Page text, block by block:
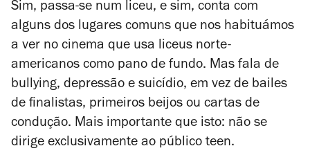
Sim, passa-se num liceu, e sim, conta com
alguns dos lugares comuns que nos habituámos
a ver no cinema que usa liceus norte-
americanos como pano de fundo. Mas fala de
bullying, depressão e suicídio, em vez de bailes
de finalistas, primeiros beijos ou cartas de
condução. Mais importante que isto: não se
dirige exclusivamente ao público teen.